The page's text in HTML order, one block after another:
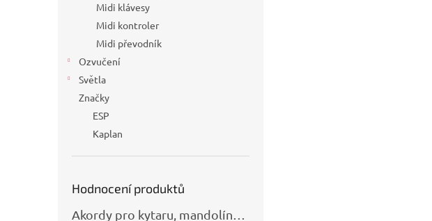
Midi klávesy
Midi kontroler
Midi převodník
Ozvučení
Světla
Značky
ESP
Kaplan
Hodnocení produktů